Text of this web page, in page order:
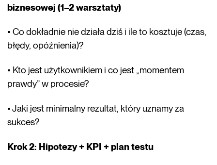
biznesowej (1–2 warsztaty)
• Co dokładnie nie działa dziś i ile to kosztuje (czas,
błędy, opóźnienia)?
• Kto jest użytkownikiem i co jest „momentem
prawdy” w procesie?
• Jaki jest minimalny rezultat, który uznamy za
sukces?
Krok 2: Hipotezy + KPI + plan testu